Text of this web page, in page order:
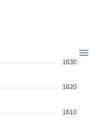
1630
1620
1610